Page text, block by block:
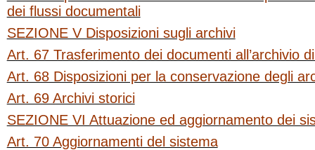
dei flussi documentali
SEZIONE V Disposizioni sugli archivi
Art. 67 Trasferimento dei documenti all’archivio
Art. 68 Disposizioni per la conservazione degli
Art. 69 Archivi storici
SEZIONE VI Attuazione ed aggiornamento dei
Art. 70 Aggiornamenti del sistema